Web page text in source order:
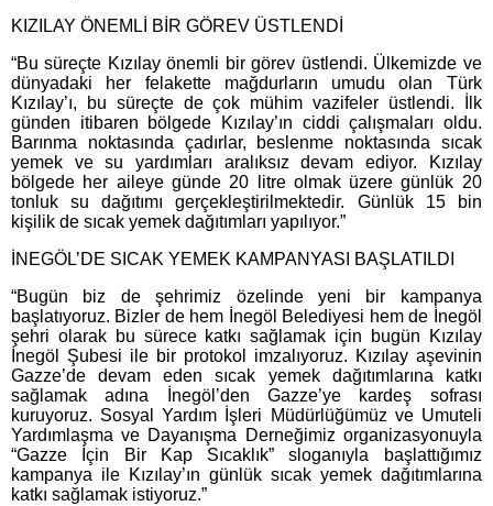
KIZILAY ÖNEMLİ BİR GÖREV ÜSTLENDİ
“Bu süreçte Kızılay önemli bir görev üstlendi. Ülkemizde ve
dünyadaki her felakette mağdurların umudu olan Türk
Kızılay’ı, bu süreçte de çok mühim vazifeler üstlendi. İlk
günden itibaren bölgede Kızılay’ın ciddi çalışmaları oldu.
Barınma noktasında çadırlar, beslenme noktasında sıcak
yemek ve su yardımları aralıksız devam ediyor. Kızılay
bölgede her aileye günde 20 litre olmak üzere günlük 20
tonluk su dağıtımı gerçekleştirilmektedir. Günlük 15 bin
kişilik de sıcak yemek dağıtımları yapılıyor.”
İNEGÖL’DE SICAK YEMEK KAMPANYASI BAŞLATILDI
“Bugün biz de şehrimiz özelinde yeni bir kampanya
başlatıyoruz. Bizler de hem İnegöl Belediyesi hem de İnegöl
şehri olarak bu sürece katkı sağlamak için bugün Kızılay
İnegöl Şubesi ile bir protokol imzalıyoruz. Kızılay aşevinin
Gazze’de devam eden sıcak yemek dağıtımlarına katkı
sağlamak adına İnegöl’den Gazze’ye kardeş sofrası
kuruyoruz. Sosyal Yardım İşleri Müdürlüğümüz ve Umuteli
Yardımlaşma ve Dayanışma Derneğimiz organizasyonuyla
“Gazze İçin Bir Kap Sıcaklık” sloganıyla başlattığımız
kampanya ile Kızılay’ın günlük sıcak yemek dağıtımlarına
katkı sağlamak istiyoruz.”